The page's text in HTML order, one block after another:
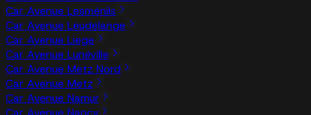
Car Avenue Lesménils
Car Avenue Leudelange
Car Avenue Liege
Car Avenue Lunéville
Car Avenue Metz Nord
Car Avenue Metz
Car Avenue Namur